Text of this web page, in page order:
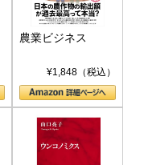
農業ビジネス
¥1,848（税込）